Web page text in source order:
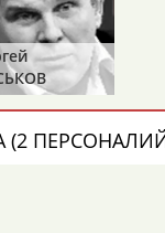
Андрей
(2